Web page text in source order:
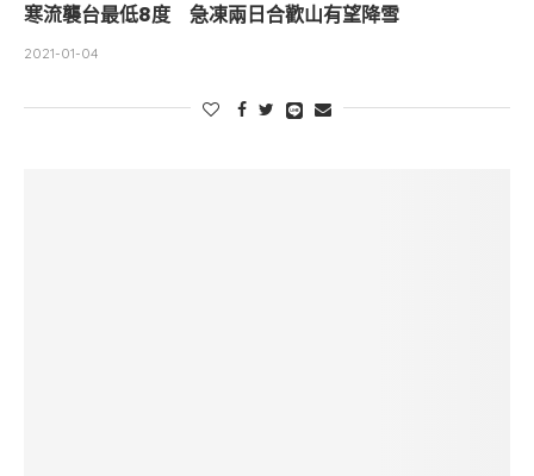
寒流襲台最低8度 急凍兩日合歡山有望降雪
2021-01-04